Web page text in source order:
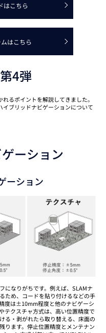
はこちら
はこちら
4弾
るポイントを解説してきました。
イブリッドナビゲーションについて
ーション
ーション
になりがちです。例えば、SLAMナ
ため、コードを貼り付けるなどの手
度は±10mm程度と他のナビゲーシ
テクスチャ方式は、高い位置精度で
る・剥がれたら取り替える、床面の
ります。停止位置精度とメンテナン